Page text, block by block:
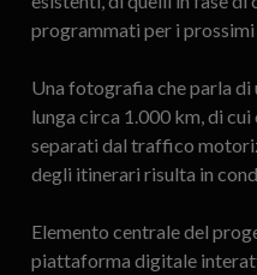
programmati per i prossimi
Una fotografia che parla
lunga circa 1.000 km, di
separati dal traffico
degli itinerari risulta in
Elemento centrale del
piattaforma digitale